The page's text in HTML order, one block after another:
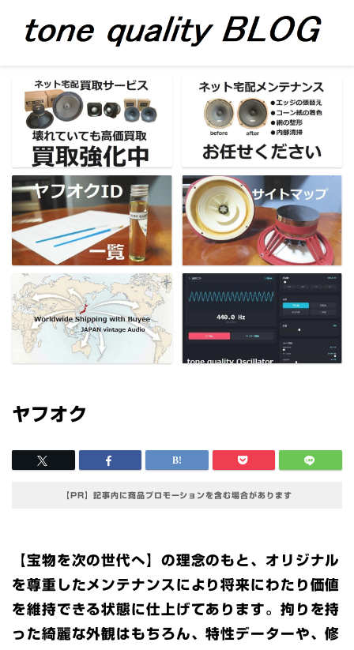
ヤフオク
【PR】記事内に商品プロモーションを含む場合があります
【宝物を次の世代へ】の理念のもと、オリジナル
を尊重したメンテナンスにより将来にわたり価値
を維持できる状態に仕上げてあります。拘りを持
った綺麗な外観はもちろん、特性データーや、修